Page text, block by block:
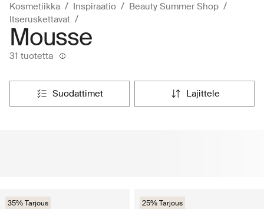
Kosmetiikka Inspiraatio
Beauty Summer Shop
Itseruskettavat
Mousse
31 tuotetta
suodattimet lajittele
35% Tarjous 25% Tarjous